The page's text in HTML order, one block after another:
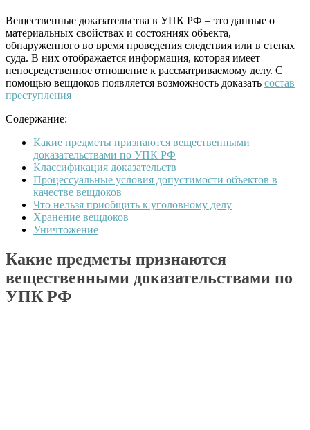
Вещественные доказательства в УПК РФ – это данные о
материальных свойствах и состояниях объекта,
обнаруженного во время проведения следствия или в стенах
суда. В них отображается информация, которая имеет
непосредственное отношение к рассматриваемому делу. С
помощью вещдоков появляется возможность доказать состав
преступления
Содержание:
Какие предметы признаются вещественными
доказательствами по УПК РФ
Классификация доказательств
Процессуальные условия допустимости объектов в
качестве вещдоков
Что нельзя приобщить к уголовному делу
Хранение вещдоков
Уничтожение
Какие предметы признаются
вещественными доказательствами по
УПК РФ